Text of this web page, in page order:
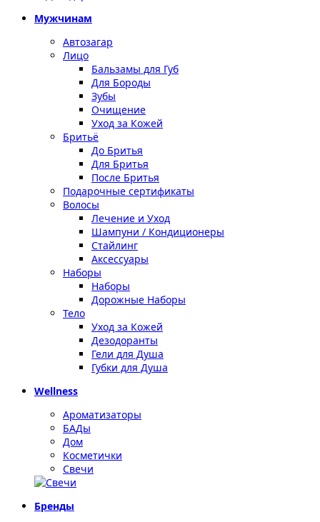
Мужчинам
Автозагар
Лицо
Бальзамы для Губ
Для Бороды
Зубы
Очищение
Уход за Кожей
Бритьё
До Бритья
Для Бритья
После Бритья
Подарочные сертификаты
Волосы
Лечение и Уход
Шампуни / Кондиционеры
Стайлинг
Аксессуары
Наборы
Наборы
Дорожные Наборы
Тело
Уход за Кожей
Дезодоранты
Гели для Душа
Губки для Душа
Wellness
Ароматизаторы
БАДы
Дом
Косметички
Свечи
Бренды